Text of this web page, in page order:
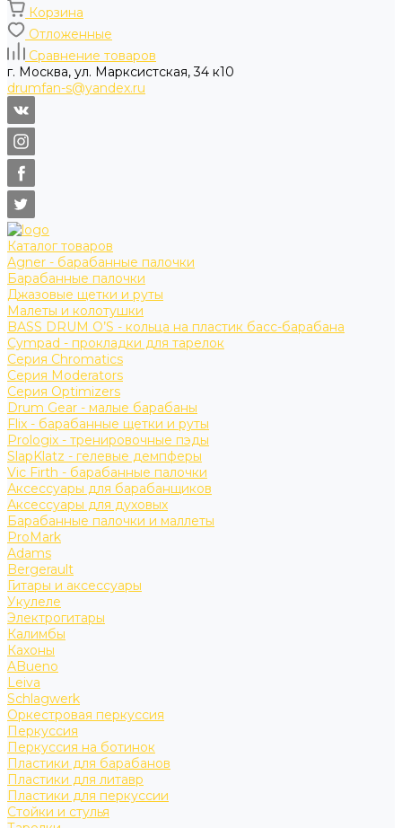
Корзина
Отложенные
Сравнение товаров
г. Москва, ул. Марксистская, 34 к10
drumfan-s@yandex.ru
Каталог товаров
Agner - барабанные палочки
Барабанные палочки
Джазовые щетки и руты
Малеты и колотушки
BASS DRUM O’S - кольца на пластик басс-барабана
Cympad - прокладки для тарелок
Серия Chromatics
Серия Moderators
Серия Optimizers
Drum Gear - малые барабаны
Flix - барабанные щетки и руты
Prologix - тренировочные пэды
SlapKlatz - гелевые демпферы
Vic Firth - барабанные палочки
Аксессуары для барабанщиков
Аксессуары для духовых
Барабанные палочки и маллеты
ProMark
Adams
Bergerault
Гитары и аксессуары
Укулеле
Электрогитары
Калимбы
Кахоны
ABueno
Leiva
Schlagwerk
Оркестровая перкуссия
Перкуссия
Перкуссия на ботинок
Пластики для барабанов
Пластики для литавр
Пластики для перкуссии
Стойки и стулья